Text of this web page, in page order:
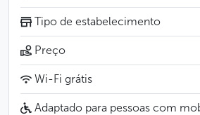
Tipo de estabelecimento
Preço
Wi-Fi grátis
Adaptado para pessoas com